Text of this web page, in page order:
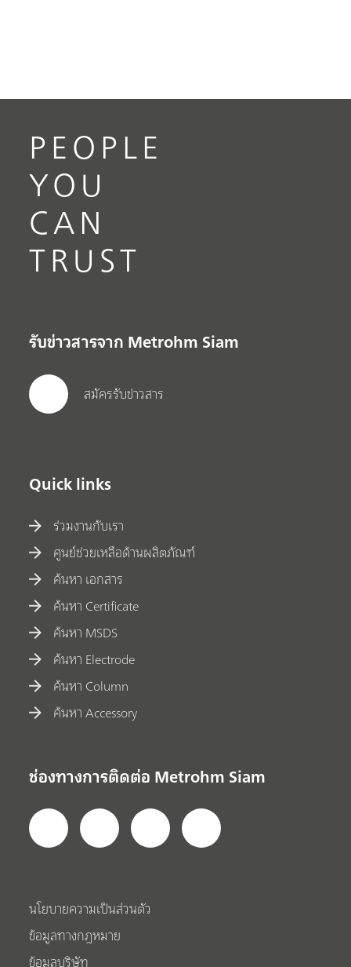
PEOPLE
YOU
CAN
TRUST
รับข่าวสารจาก Metrohm Siam
สมัครรับข่าวสาร
Quick links
ร่วมงานกับเรา
ศูนย์ช่วยเหลือด้านผลิตภัณฑ์
ค้นหา เอกสาร
ค้นหา Certificate
ค้นหา MSDS
ค้นหา Electrode
ค้นหา Column
ค้นหา Accessory
ช่องทางการติดต่อ Metrohm Siam
นโยบายความเป็นส่วนตัว
ข้อมูลทางกฎหมาย